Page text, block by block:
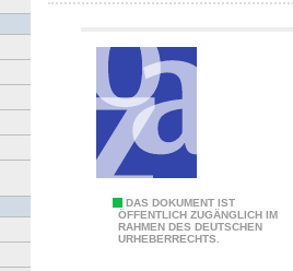
DAS DOKUMENT IST
ÖFFENTLICH ZUGÄNGLICH IM
RAHMEN DES DEUTSCHEN
URHEBERRECHTS.